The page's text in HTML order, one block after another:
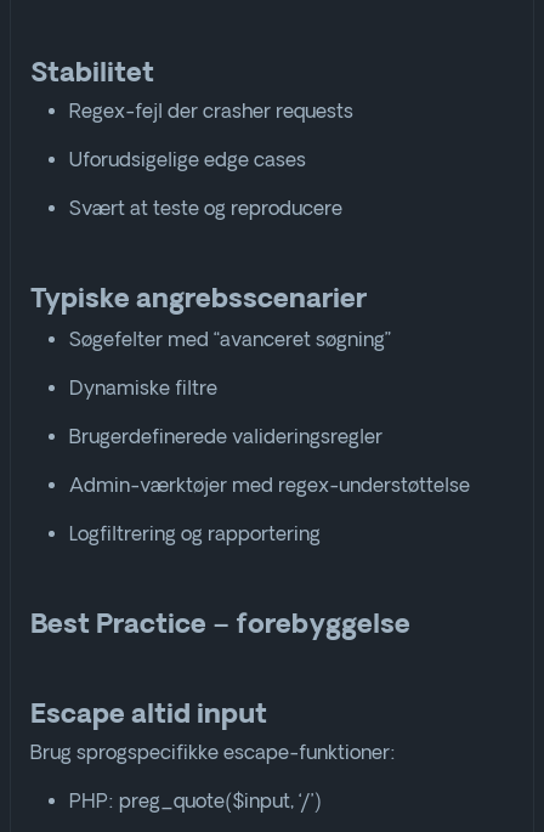
Stabilitet
Regex-fejl der crasher requests
Uforudsigelige edge cases
Svært at teste og reproducere
Typiske angrebsscenarier
Søgefelter med “avanceret søgning”
Dynamiske filtre
Brugerdefinerede valideringsregler
Admin-værktøjer med regex-understøttelse
Logfiltrering og rapportering
Best Practice – forebyggelse
Escape altid input
Brug sprogspecifikke escape-funktioner:
PHP: preg_quote($input, ‘/’)